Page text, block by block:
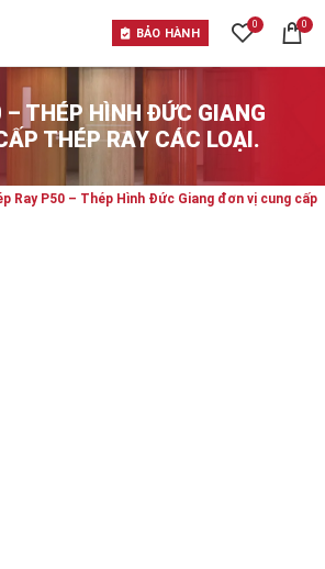
BẢO HÀNH
0 0
THÉP HÌNH ĐỨC GIANG
THÉP RAY CÁC LOẠI.
Ray P50 – Thép Hình Đức Giang đơn vị cung cấp